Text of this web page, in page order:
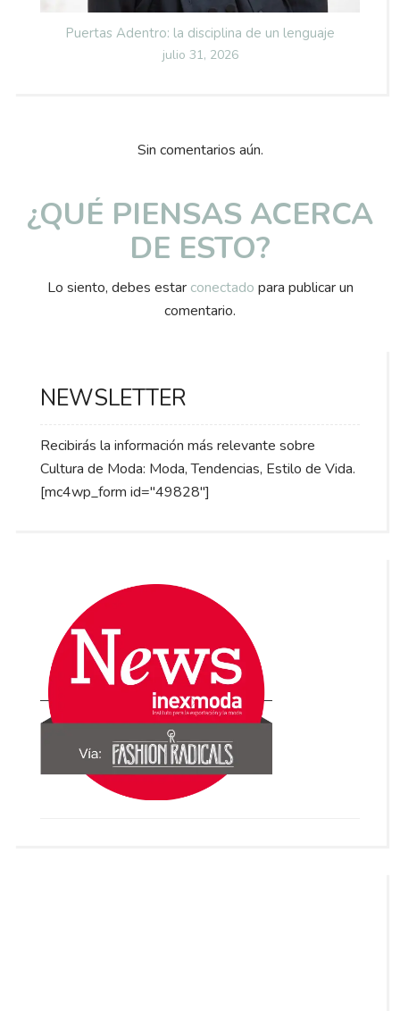
Puertas Adentro: la disciplina de un lenguaje
Posted
julio 31, 2026
Sin comentarios aún.
¿QUÉ PIENSAS ACERCA
DE ESTO?
Lo siento, debes estar conectado para publicar un
comentario.
NEWSLETTER
Recibirás la información más relevante sobre
Cultura de Moda: Moda, Tendencias, Estilo de Vida.
[mc4wp_form id="49828"]